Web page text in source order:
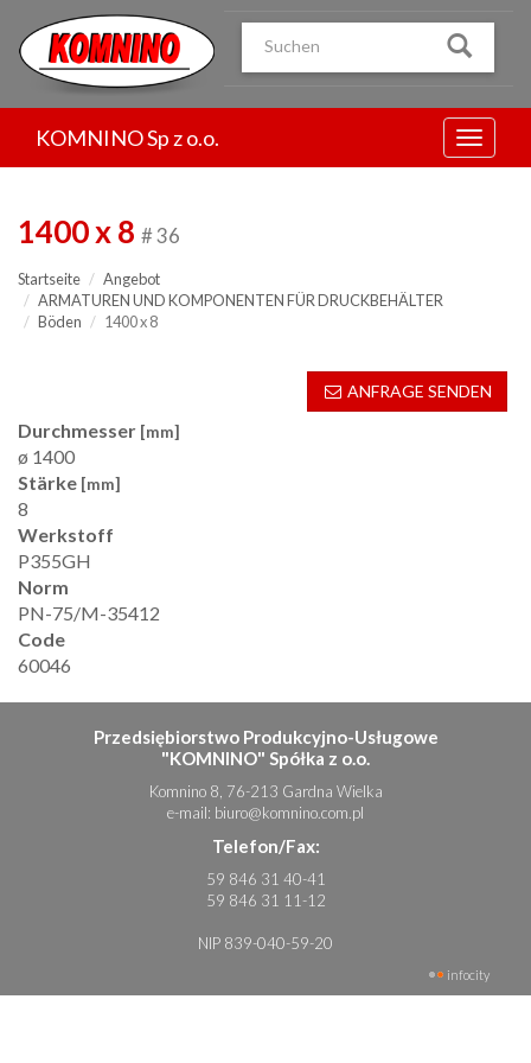
treści
Menu
KOMNINO Sp z o.o.
1400 x 8 # 36
Startseite
Angebot
ARMATUREN UND KOMPONENTEN FÜR DRUCKBEHÄLTER
Böden
1400 x 8
ANFRAGE SENDEN
Durchmesser [mm]
ø 1400
Stärke [mm]
8
Werkstoff
P355GH
Norm
PN-75/M-35412
Code
60046
Przedsiębiorstwo Produkcyjno-Usługowe
"KOMNINO" Spółka z o.o.
Komnino 8, 76-213 Gardna Wielka
e-mail: biuro@komnino.com.pl
Telefon/Fax:
59 846 31 40-41
59 846 31 11-12
NIP 839-040-59-20
infocity